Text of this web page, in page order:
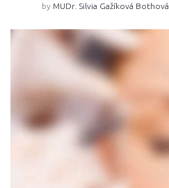
by MUDr. Silvia Gažíková Bothová